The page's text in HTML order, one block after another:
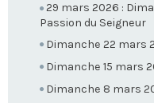
29 mars 2026 :
Passion du Seigneur
Dimanche 22 mars
Dimanche 15 mars
Dimanche 8 mars